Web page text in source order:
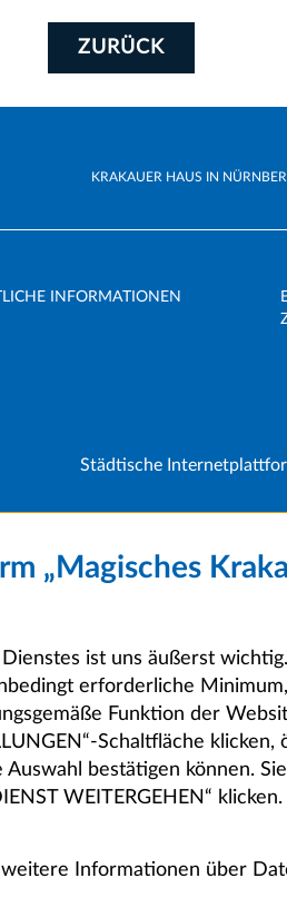
ZURÜCK
KRAKAUER HAUS IN
INFORMATIONEN
Städtische
„Magisches
ist uns äußerst
erforderliche
Funktion der
Schaltfläche
bestätigen können.
WEITERGEHEN“ klicken.
Informationen über